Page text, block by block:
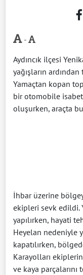
-
Aydıncık ilçesi
yağışların
Yamaçtan kopan
bir otomobile
oluşurken, araçta
İhbar üzerine
ekipleri sevk edildi.
yapılırken, hayati
Heyelan nedeniyle
kapatılırken,
Karayolları
ve kaya parçalarını